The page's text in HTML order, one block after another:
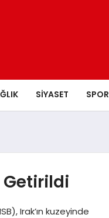
SIYASET SPOR
Getirildi
Irak’ın kuzeyinde